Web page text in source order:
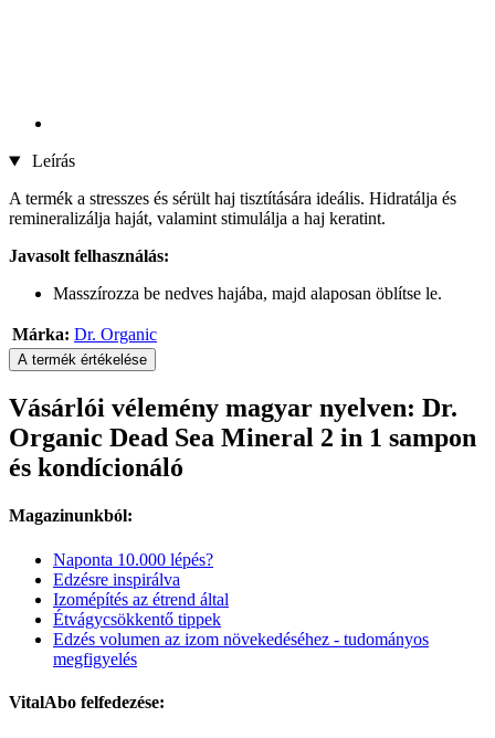
Leírás
A termék a stresszes és sérült haj tisztítására ideális. Hidratálja és
remineralizálja haját, valamint stimulálja a haj keratint.
Javasolt felhasználás:
Masszírozza be nedves hajába, majd alaposan öblítse le.
Márka: Dr. Organic
A termék értékelése
Vásárlói vélemény magyar nyelven: Dr.
Organic Dead Sea Mineral 2 in 1 sampon
és kondícionáló
Magazinunkból:
Naponta 10.000 lépés?
Edzésre inspirálva
Izomépítés az étrend által
Étvágycsökkentő tippek
Edzés volumen az izom növekedéséhez - tudományos
megfigyelés
VitalAbo felfedezése: